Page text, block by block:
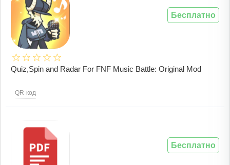
Quiz,Spin and Radar For FNF Music Battle: Original Mod
QR-код
Бесплатно
Бесплатно